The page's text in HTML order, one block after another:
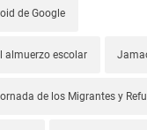
de Google
almuerzo escolar
de los Migrantes y